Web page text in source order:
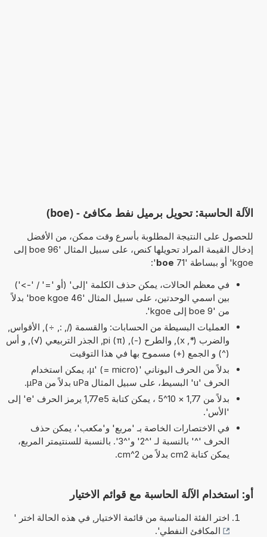
الآلة الحاسبة: تحويل برميل نفط مكافئ - (boe)
للحصول على النتيجة المطلوبة بأسرع وقت ممكن، من الأفضل
إدخال القيمة المراد تحويلها كنص، على سبيل المثال '96 boe إلى
kgoe' أو ببساطة '71
boe
':
في معظم الحالات، يمكن حذف الكلمة 'إلى' (أو '=' / '->')
بين اسمي الوحدتين، على سبيل المثال '46 boe kgoe' بدلاً
من '9 boe إلى kgoe'.
العمليات البسيطة من الحسابات: والقسمة (/, :, ÷), الأقواس,
والضرب (*, x), والطرح (-), pi (π), الجذر التربيعي (√), و أس
(^) و الجمع (+) مسموح بها في هذا التوقيت
بدلاً من الحرف اليوناني 'µ' (= micro)، يمكن استخدام
الحرف 'u' البسيط، على سبيل المثال uPa بدلاً من µPa.
بدلاً من 1,77 × 10^5 ، يمكن كتابة 1,77e5 يرمز الحرف 'e' إلى
'الأس'.
في الاختصارات الخاصة بـ 'مربع' و'مكعب'، يمكن حذف
الحرف '^' بالنسبة لـ '^2' و'^3'. بالنسبة للسنتيمتر المربع،
يمكن كتابة cm2 بدلاً من cm^2.
أو: استخدام الآلة الحاسبة مع قوائم الاختيار
اختر الفئة المناسبة من قائمة الاختيار, في هذه الحالة اختر '
المكافئ النفطي'.